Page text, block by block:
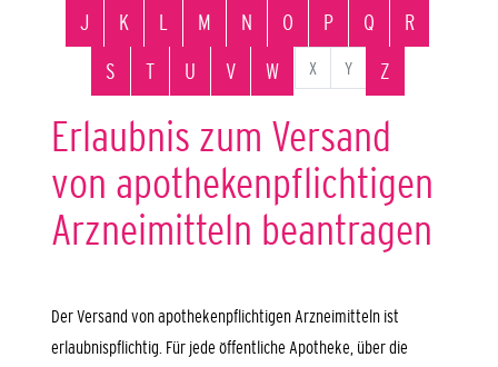
J
K L M N O P Q
R
S
T U V W X Y Z
Erlaubnis zum Versand
von apothekenpflichtigen
Arzneimitteln beantragen
Der Versand von apothekenpflichtigen Arzneimitteln ist
erlaubnispflichtig. Für jede öffentliche Apotheke, über die